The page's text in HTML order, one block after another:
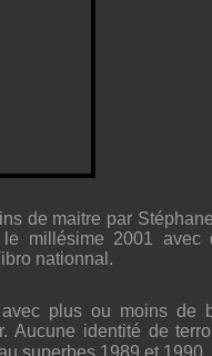
de maitre par
millésime 2001 avec
nationnal.
plus ou moins de
Aucune identité de
superbes 1989 et 1990.